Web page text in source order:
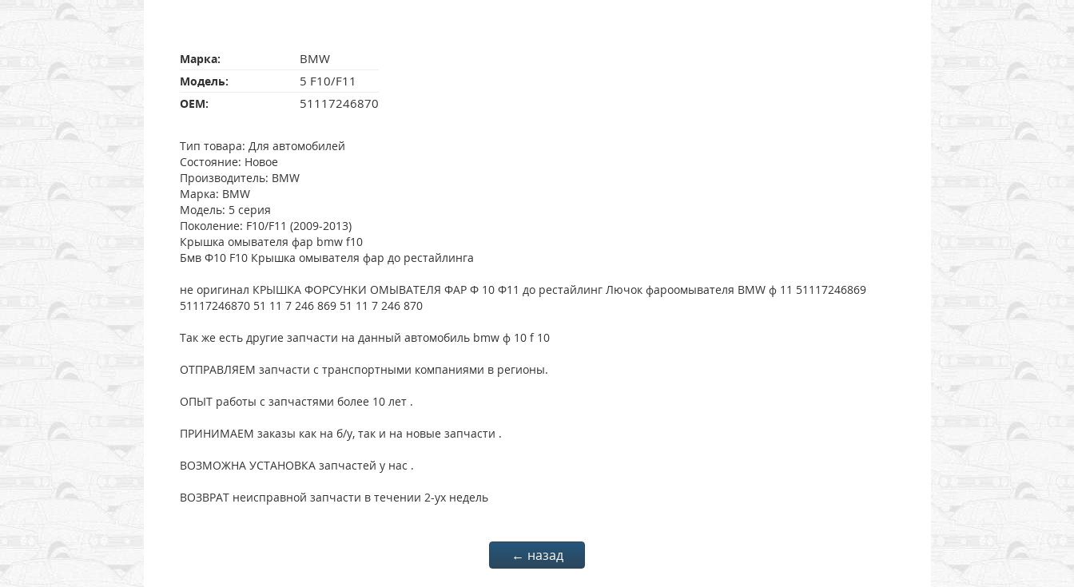
Марка: BMW
Модель: 5 F10/F11
OEM: 51117246870
Тип товара: Для автомобилей
Состояние: Новое
Производитель: BMW
Марка: BMW
Модель: 5 серия
Поколение: F10/F11 (2009-2013)
Крышка омывателя фар bmw f10
Бмв Ф10 F10 Крышка омывателя фар до рестайлинга
не оригинал КРЫШКА ФОРСУНКИ ОМЫВАТЕЛЯ ФАР Ф 10 Ф11 до рестайлинг Лючок фароомывателя BMW ф 11 51117246869
51117246870 51 11 7 246 869 51 11 7 246 870
Так же есть другие запчасти на данный автомобиль bmw ф 10 f 10
ОТПРАВЛЯЕМ запчасти с транспортными компаниями в регионы.
ОПЫТ работы с запчастями более 10 лет .
ПРИНИМАЕМ заказы как на б/у, так и на новые запчасти .
ВОЗМОЖНА УСТАНОВКА запчастей у нас .
ВОЗВРАТ неисправной запчасти в течении 2-ух недель
← назад